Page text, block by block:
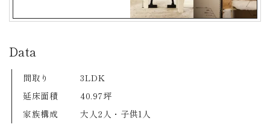
Data
間取り
3LDK
延床面積
40.97坪
家族構成
大人2人・子供1人